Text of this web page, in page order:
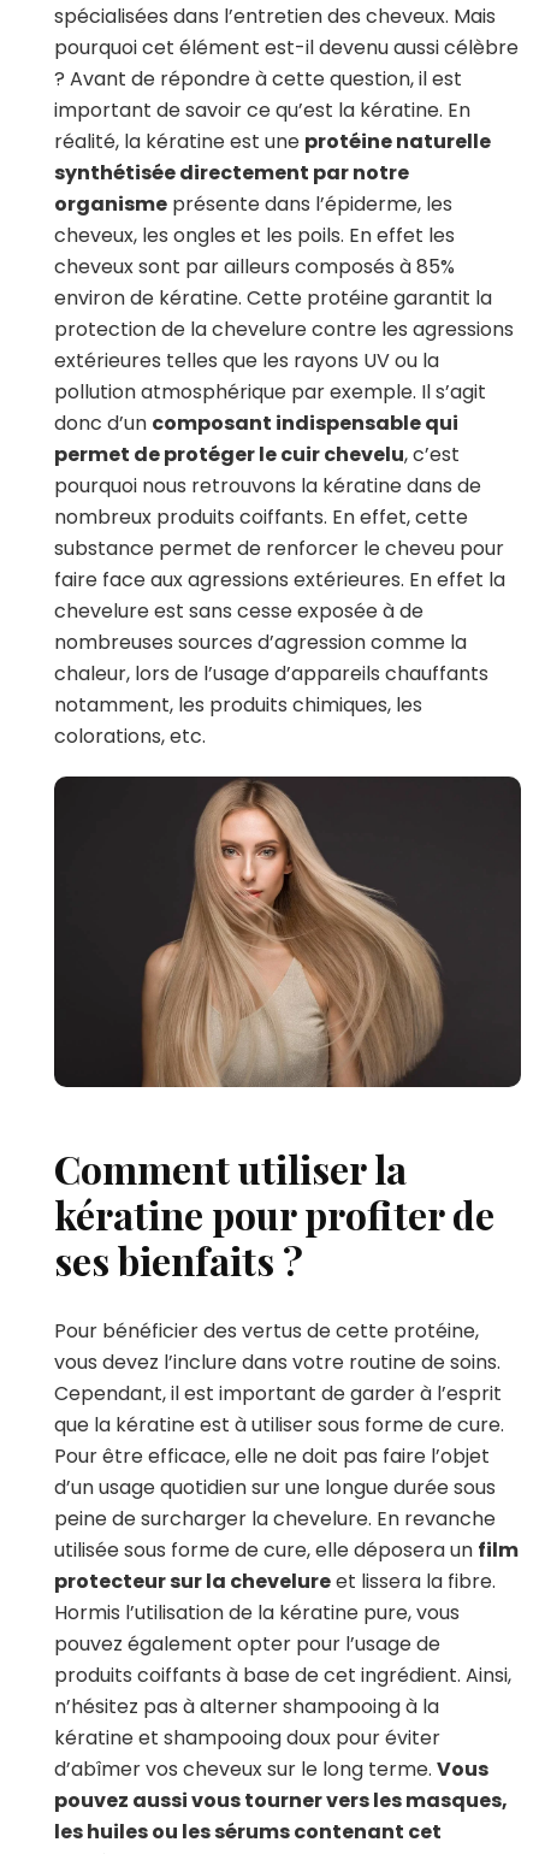
spécialisées dans l’entretien des cheveux. Mais
pourquoi cet élément est-il devenu aussi célèbre
? Avant de répondre à cette question, il est
important de savoir ce qu’est la kératine. En
réalité, la kératine est une protéine naturelle
synthétisée directement par notre
organisme présente dans l’épiderme, les
cheveux, les ongles et les poils. En effet les
cheveux sont par ailleurs composés à 85%
environ de kératine. Cette protéine garantit la
protection de la chevelure contre les agressions
extérieures telles que les rayons UV ou la
pollution atmosphérique par exemple. Il s’agit
donc d’un composant indispensable qui
permet de protéger le cuir chevelu, c’est
pourquoi nous retrouvons la kératine dans de
nombreux produits coiffants. En effet, cette
substance permet de renforcer le cheveu pour
faire face aux agressions extérieures. En effet la
chevelure est sans cesse exposée à de
nombreuses sources d’agression comme la
chaleur, lors de l’usage d’appareils chauffants
notamment, les produits chimiques, les
colorations, etc.
Comment utiliser la
kératine pour profiter de
ses bienfaits ?
Pour bénéficier des vertus de cette protéine,
vous devez l’inclure dans votre routine de soins.
Cependant, il est important de garder à l’esprit
que la kératine est à utiliser sous forme de cure.
Pour être efficace, elle ne doit pas faire l’objet
d’un usage quotidien sur une longue durée sous
peine de surcharger la chevelure. En revanche
utilisée sous forme de cure, elle déposera un film
protecteur sur la chevelureet lissera la fibre.
Hormis l’utilisation de la kératine pure, vous
pouvez également opter pour l’usage de
produits coiffants à base de cet ingrédient. Ainsi,
n’hésitez pas à alterner shampooing à la
kératine et shampooing doux pour éviter
d’abîmer vos cheveux sur le long terme. Vous
pouvez aussi vous tourner vers les masques,
les huiles ou les sérums contenant cet